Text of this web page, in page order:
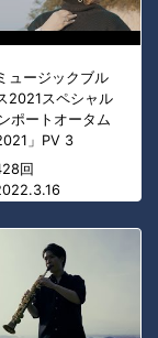
ュージックブル
2021スペシャル
ポートオータム
」PV 3
回